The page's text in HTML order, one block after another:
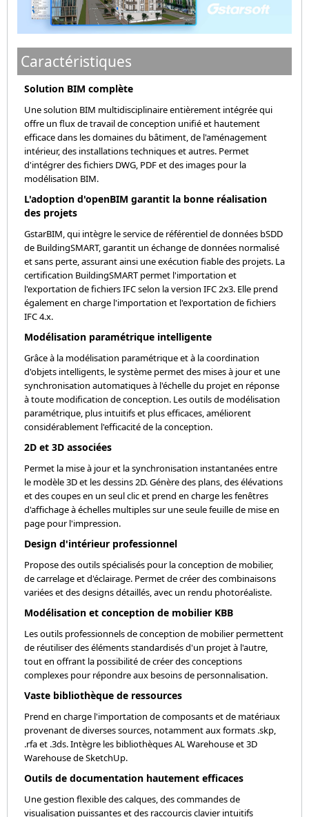
Caractéristiques
Solution BIM complète
Une solution BIM multidisciplinaire entièrement intégrée qui
offre un flux de travail de conception unifié et hautement
efficace dans les domaines du bâtiment, de l'aménagement
intérieur, des installations techniques et autres. Permet
d'intégrer des fichiers DWG, PDF et des images pour la
modélisation BIM.
L'adoption d'openBIM garantit la bonne réalisation
des projets
GstarBIM, qui intègre le service de référentiel de données bSDD
de BuildingSMART, garantit un échange de données normalisé
et sans perte, assurant ainsi une exécution fiable des projets. La
certification BuildingSMART permet l'importation et
l'exportation de fichiers IFC selon la version IFC 2x3. Elle prend
également en charge l'importation et l'exportation de fichiers
IFC 4.x.
Modélisation paramétrique intelligente
Grâce à la modélisation paramétrique et à la coordination
d'objets intelligents, le système permet des mises à jour et une
synchronisation automatiques à l'échelle du projet en réponse
à toute modification de conception. Les outils de modélisation
paramétrique, plus intuitifs et plus efficaces, améliorent
considérablement l'efficacité de la conception.
2D et 3D associées
Permet la mise à jour et la synchronisation instantanées entre
le modèle 3D et les dessins 2D. Génère des plans, des élévations
et des coupes en un seul clic et prend en charge les fenêtres
d'affichage à échelles multiples sur une seule feuille de mise en
page pour l'impression.
Design d'intérieur professionnel
Propose des outils spécialisés pour la conception de mobilier,
de carrelage et d'éclairage. Permet de créer des combinaisons
variées et des designs détaillés, avec un rendu photoréaliste.
Modélisation et conception de mobilier KBB
Les outils professionnels de conception de mobilier permettent
de réutiliser des éléments standardisés d'un projet à l'autre,
tout en offrant la possibilité de créer des conceptions
complexes pour répondre aux besoins de personnalisation.
Vaste bibliothèque de ressources
Prend en charge l'importation de composants et de matériaux
provenant de diverses sources, notamment aux formats .skp,
.rfa et .3ds. Intègre les bibliothèques AL Warehouse et 3D
Warehouse de SketchUp.
Outils de documentation hautement efficaces
Une gestion flexible des calques, des commandes de
visualisation puissantes et des raccourcis clavier intuitifs